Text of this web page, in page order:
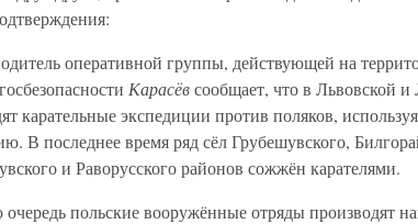
оперативной группы, действующей на
Карасёвсообщает, что в Львовской
карательные экспедиции против поляков,
В последнее время ряд сёл Грубешувского,
и Раворусского районов сожжён карателями.
польские вооружённые отряды производят